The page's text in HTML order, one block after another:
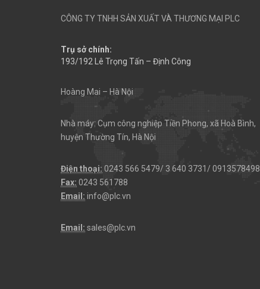
CÔNG TY TNHH SẢN XUẤT VÀ THƯƠNG MẠI PLC
Trụ sở chính:
193/192 Lê Trọng Tấn – Định Công
Hoàng Mai – Hà Nội
Nhà máy: Cụm công nghiệp Tiền Phong, xã Hoà Bình,
huyện Thường Tín, Hà Nội
Điện thoại: 0243 566 5479/ 3 640 3731/ 0913578498
Fax: 0243 561788
Email: info@plc.vn
Email: sales@plc.vn